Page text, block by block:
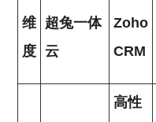
维
度
超兔一体
云
Zoho
CRM
高性